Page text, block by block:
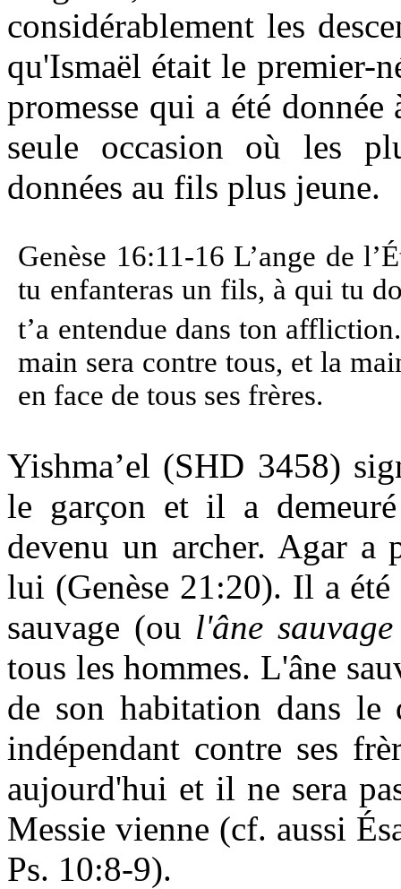
considérablement les
qu'Ismaël était le premier-
promesse qui a été
seule occasion où les
données au fils plus jeune.
Genèse 16:11-16 L’ange de
tu enfanteras un fils, à qui tu
t’a entendue dans ton
main sera contre tous, et la
en face de tous ses frères.
Yishma’el (SHD 3458)
le garçon et il a
devenu un archer. Agar a
lui (Genèse 21:20). Il a
sauvage (ou l'âne
tous les hommes. L'âne
de son habitation dans le
indépendant contre ses
aujourd'hui et il ne sera
Messie vienne (cf. aussi
Ps. 10:8-9).